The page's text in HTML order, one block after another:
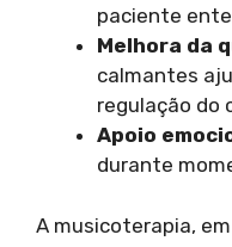
paciente
Melhora da
calmantes
regulação do
Apoio
durante
A musicoterapia,